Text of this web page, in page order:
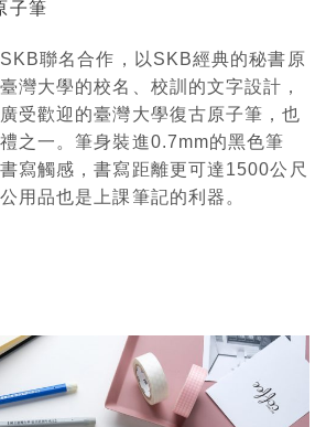
子筆
聯名合作，以SKB經典的秘書原
灣大學的校名、校訓的文字設計，
受歡迎的臺灣大學復古原子筆，也
之一。筆身裝進0.7mm的黑色筆
寫觸感，書寫距離更可達1500公尺
用品也是上課筆記的利器。